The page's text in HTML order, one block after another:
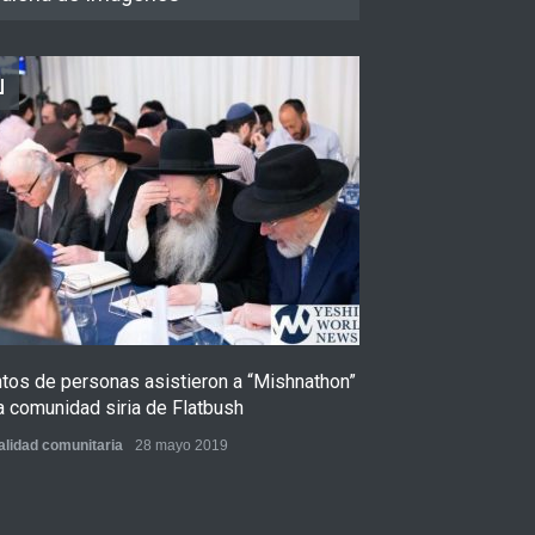
de personas asistieron a “Mishnathon”
comunidad siria de Flatbush
comunitaria 28 mayo 2019